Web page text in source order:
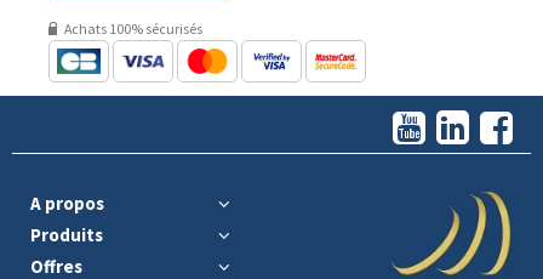
Achats 100% sécurisés
A propos
Produits
Offres